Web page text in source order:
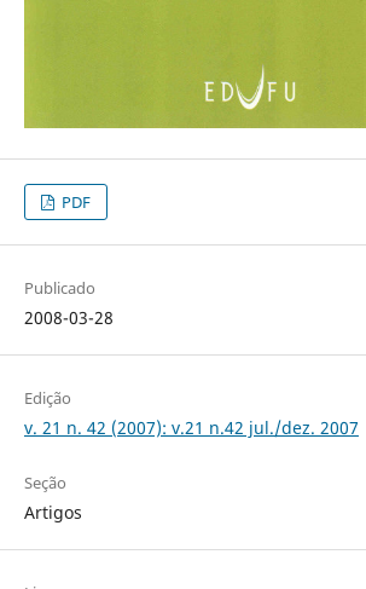
PDF
Publicado
2008-03-28
Edição
v. 21 n. 42 (2007): v.21 n.42 jul./dez. 2007
Seção
Artigos